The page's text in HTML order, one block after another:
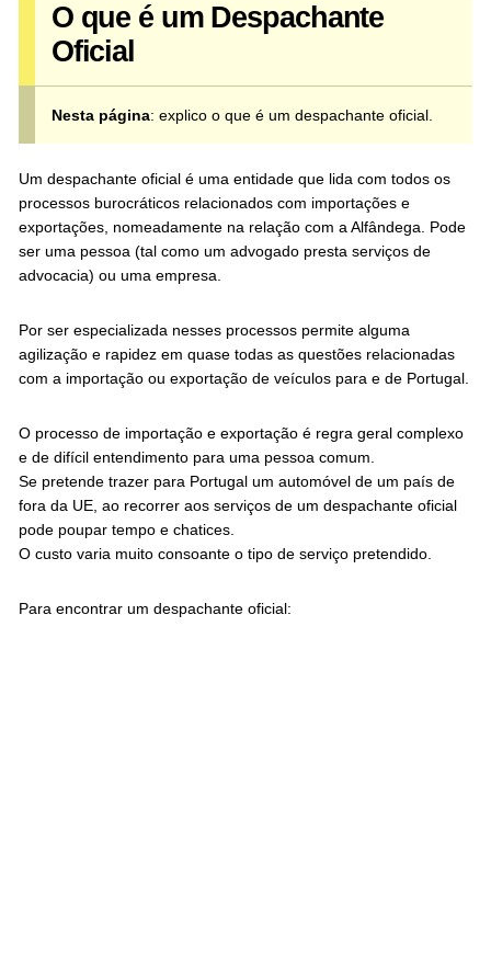
O que é um Despachante
Oficial
Nesta página: explico o que é um despachante oficial.
Um despachante oficial é uma entidade que lida com todos os
processos burocráticos relacionados com importações e
exportações, nomeadamente na relação com a Alfândega. Pode
ser uma pessoa (tal como um advogado presta serviços de
advocacia) ou uma empresa.
Por ser especializada nesses processos permite alguma
agilização e rapidez em quase todas as questões relacionadas
com a importação ou exportação de veículos para e de Portugal.
O processo de importação e exportação é regra geral complexo
e de difícil entendimento para uma pessoa comum.
Se pretende trazer para Portugal um automóvel de um país de
fora da UE, ao recorrer aos serviços de um despachante oficial
pode poupar tempo e chatices.
O custo varia muito consoante o tipo de serviço pretendido.
Para encontrar um despachante oficial: